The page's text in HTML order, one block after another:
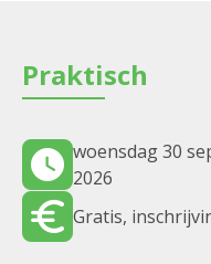
Praktisch
woensdag 30
2026
Gratis,